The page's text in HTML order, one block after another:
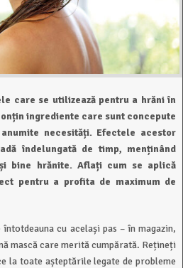
care se utilizează pentru a hrăni în
ingrediente care sunt concepute
necesități. Efectele acestor
îndelungată de timp, menținând
bine hrănite. Aflați cum se aplică
pentru a profita de maximum de
cu același pas – în magazin,
mască care merită cumpărată. Rețineți
la toate așteptările legate de probleme